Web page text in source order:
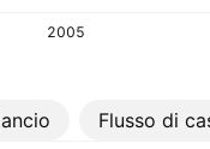
2005
Flusso di